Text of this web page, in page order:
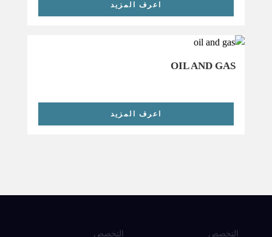
اعرف المزيد
OIL AND GAS
اعرف المزيد
التخصص
التخصص